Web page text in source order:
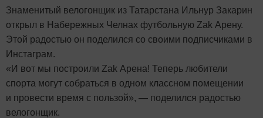
Знаменитый велогонщик из Татарстана Ильнур Закарин
открыл в Набережных Челнах футбольную Zak Арену.
Этой радостью он поделился со своими подписчиками в
Инстаграм.
«И вот мы построили Zak Арена! Теперь любители
спорта могут собраться в одном классном помещении
и провести время с пользой», — поделился радостью
велогонщик.